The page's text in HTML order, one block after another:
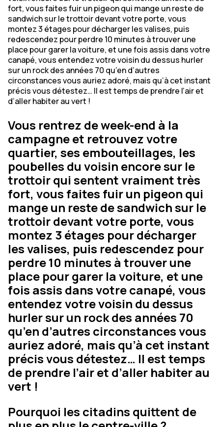
fort, vous faites fuir un pigeon qui mange un reste de
sandwich sur le trottoir devant votre porte, vous
montez 3 étages pour décharger les valises, puis
redescendez pour perdre 10 minutes à trouver une
place pour garer la voiture, et une fois assis dans votre
canapé, vous entendez votre voisin du dessus hurler
sur un rock des années 70 qu’en d’autres
circonstances vous auriez adoré, mais qu’à cet instant
précis vous détestez… Il est temps de prendre l’air et
d’aller habiter au vert !
Vous rentrez de week-end à la
campagne et retrouvez votre
quartier, ses embouteillages, les
poubelles du voisin encore sur le
trottoir qui sentent vraiment très
fort, vous faites fuir un pigeon qui
mange un reste de sandwich sur le
trottoir devant votre porte, vous
montez 3 étages pour décharger
les valises, puis redescendez pour
perdre 10 minutes à trouver une
place pour garer la voiture, et une
fois assis dans votre canapé, vous
entendez votre voisin du dessus
hurler sur un rock des années 70
qu’en d’autres circonstances vous
auriez adoré, mais qu’à cet instant
précis vous détestez… Il est temps
de prendre l’air et d’aller habiter au
vert !
Pourquoi les citadins quittent de